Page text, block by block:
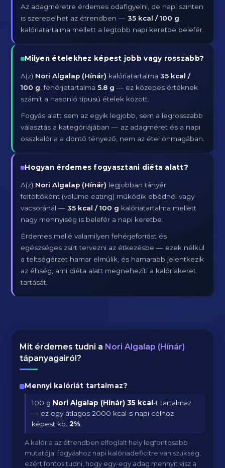
Az adagméretre érdemes odafigyelni, de napi szinten
is szerepelhet az étrendben —35 kcal / 100 g
kalóriatartalma mellett a legtöbb napi keretbe belefér.
Milyen ételekhez képest jobb vagy rosszabb?
A(z) Nori Algalap (Hínár) kalóriatartalma35 kcal /
100 g , fehérjetartalma5.8 g — ez közepes értéknek
számít a hasonló típusú ételek között.
Fogyás alatt sem az egyik legjobb, sem a legrosszabb
választás a kategóriájában — az adagméret és a napi
összkalória a döntő tényező, nem az étel önmagában.
Hogyan érdemes fogyasztani diéta alatt?
A(z) Nori Algalap (Hínár) legjobban tányér
feltöltőként (volume eating) működik ebédnél vagy
vacsoránál —35 kcal / 100 g kalóriatartalma mellett
nagy mennyiség is belefér a napi keretbe.
Érdemes mellé valamilyen fehérjeforrást és
egészséges zsírt tervezni az étkezésbe — ezek nélkül
a teltségérzet hamar elmúlik, és hamarabb jelentkezik
az éhség, ami diéta alatt megnehezíti a kalóriakeret
tartását.
Mit érdemes tudni a Nori Algalap (Hínár)
tápanyagairól?
Mennyi kalóriát tartalmaz?
100 g Nori Algalap (Hínár) 35 kcal-t tartalmaz
— ez egy átlagos 2000 kcal-s napi célhoz
képest kb.2%
A kalória az étrendben elfoglalt hely legfontosabb
mutatója: fogyáshoz napi kalóriadeficitre van szükség,
ezért fontos tudni, hogy egy-egy adag mennyit visz a